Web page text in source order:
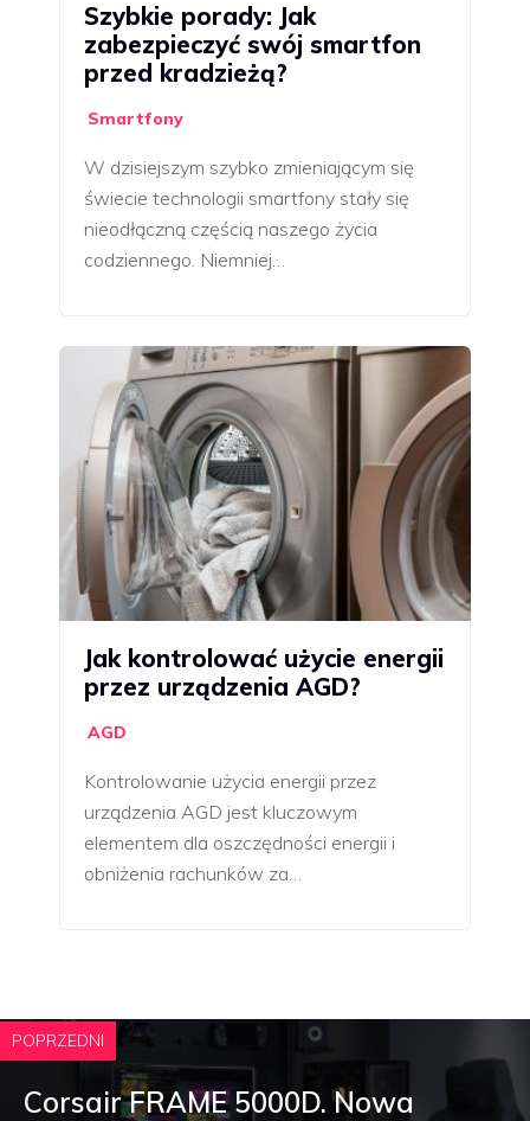
Szybkie porady: Jak
zabezpieczyć swój smartfon
przed kradzieżą?
Smartfony
W dzisiejszym szybko zmieniającym się
świecie technologii smartfony stały się
nieodłączną częścią naszego życia
codziennego. Niemniej…
Jak kontrolować użycie energii
przez urządzenia AGD?
AGD
Kontrolowanie użycia energii przez
urządzenia AGD jest kluczowym
elementem dla oszczędności energii i
obniżenia rachunków za…
POPRZEDNI
Corsair FRAME 5000D. Nowa